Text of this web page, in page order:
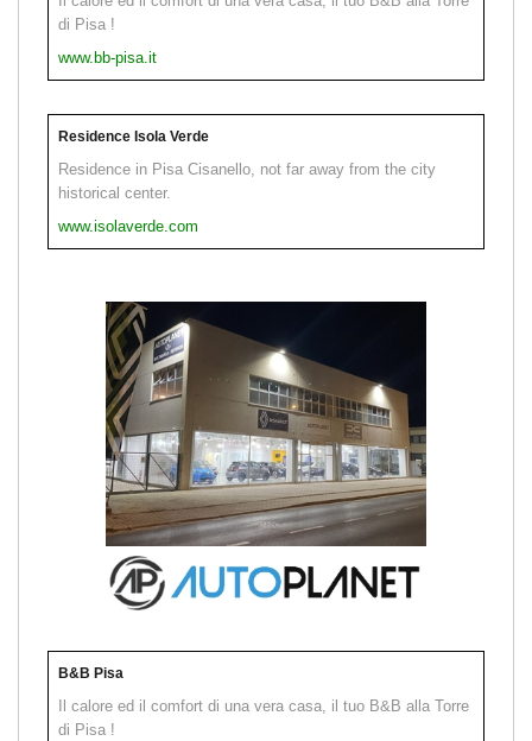
di Pisa !
www.bb-pisa.it
Residence Isola Verde
Residence in Pisa Cisanello, not far away from the city
historical center.
www.isolaverde.com
B&B Pisa
Il calore ed il comfort di una vera casa, il tuo B&B alla Torre
di Pisa !